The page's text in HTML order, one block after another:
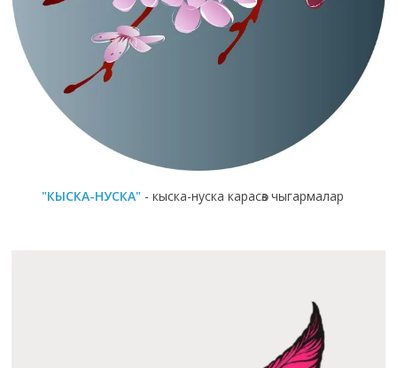
"КЫСКА-НУСКА" - кыска-нуска карасөз чыгармалар